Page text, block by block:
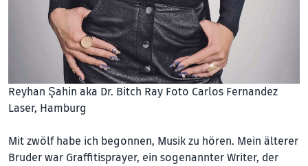
Reyhan Şahin aka Dr. Bitch Ray Foto Carlos Fernandez
Laser, Hamburg
Mit zwölf habe ich begonnen, Musik zu hören. Mein älterer
Bruder war Graffitisprayer, ein sogenannter Writer, der